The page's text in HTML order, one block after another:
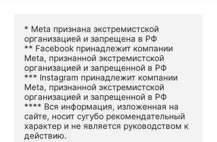
* Meta признана экстремистской
организацией и запрещена в РФ
** Facebook принадлежит компании
Meta, признанной экстремистской
организацией и запрещенной в РФ
*** Instagram принадлежит компании
Meta, признанной экстремистской
организацией и запрещенной в РФ
**** Вся информация, изложенная на
сайте, носит сугубо рекомендательный
характер и не является руководством к
действию.